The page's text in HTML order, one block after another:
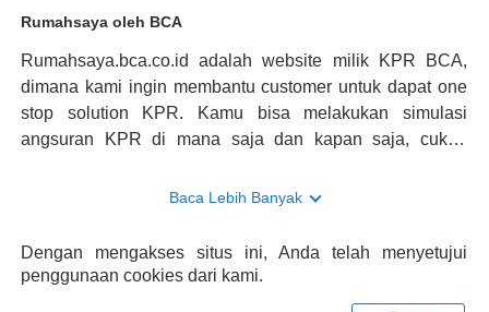
Rumahsaya oleh BCA
Rumahsaya.bca.co.id adalah website milik KPR BCA,
dimana kami ingin membantu customer untuk dapat one
stop solution KPR. Kamu bisa melakukan simulasi
angsuran KPR di mana saja dan kapan saja, cukup
konsultasi mengenai KPR, maka ada layanan live chat
memberikan keuntungan yang berlipat, persyaratan
pengajuan KPR BCA juga sangat mudah, kamu bisa cek
Baca Lebih Banyak
Dengan mengakses situs ini, Anda telah menyetujui
penggunaan cookies dari kami.